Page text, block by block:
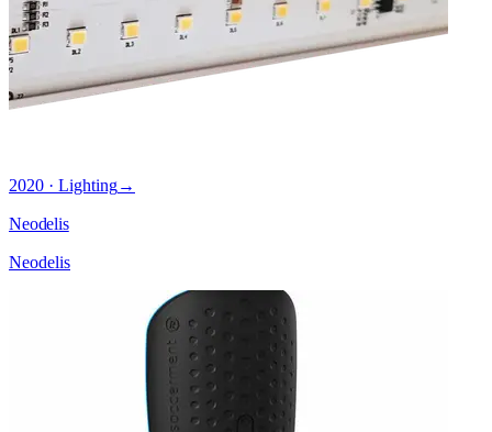
2020 · Lighting→
Neodelis
Neodelis